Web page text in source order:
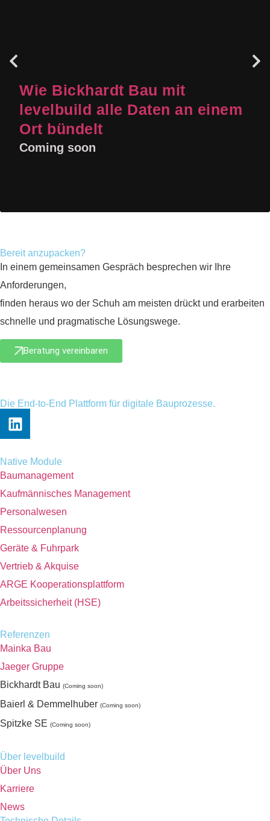
Wie Bickhardt Bau mit
levelbuild alle Daten an einem
Ort bündelt
Bereit anzupacken?
In einem gemeinsamen Gespräch besprechen wir Ihre
Anforderungen,
finden heraus wo der Schuh am meisten drückt und erarbeiten
schnelle und pragmatische Lösungswege.
Beratung vereinbaren
Die End-to-End Plattform für digitale Bauprozesse.
Native Module
Baumanagement
Kaufmännisches Management
Personalwesen
Ressourcenplanung
Geräte & Fuhrpark
Vertrieb & Akquise
ARGE Kooperationsplattform
Arbeitssicherheit (HSE)
Referenzen
Mainka Bau
Jaeger Gruppe
Bickhardt Bau (Coming soon)
Baierl & Demmelhuber (Coming soon)
Spitzke SE (Coming soon)
Über levelbuild
Über Uns
Karriere
News